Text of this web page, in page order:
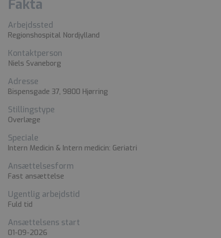
Fakta
Arbejdssted
Regionshospital Nordjylland
Kontaktperson
Niels Svaneborg
Adresse
Bispensgade 37, 9800 Hjørring
Stillingstype
Overlæge
Speciale
Intern Medicin & Intern medicin: Geriatri
Ansættelsesform
Fast ansættelse
Ugentlig arbejdstid
Fuld tid
Ansættelsens start
01-09-2026